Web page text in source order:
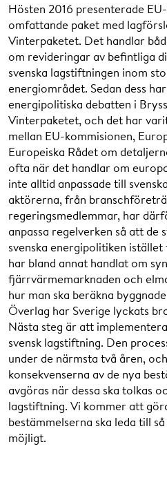
Hösten 2016 presenterade
omfattande paket med
Vinterpaketet. Det handlar
om revideringar av befintliga
svenska lagstiftningen inom
energiområdet. Sedan dess
energipolitiska debatten i
Vinterpaketet, och det har
mellan EU-kommisionen,
Europeiska Rådet om
ofta när det handlar om
inte alltid anpassade till
aktörerna, från
regeringsmedlemmar, har
anpassa regelverken så att de
svenska energipolitiken
har bland annat handlat om
fjärrvärmemarknaden och
hur man ska beräkna
Överlag har Sverige lyckats
Nästa steg är att
svensk lagstiftning. Den
under de närmsta två åren,
konsekvenserna av de nya
avgöras när dessa ska tolkas
lagstiftning. Vi kommer att
bestämmelserna ska leda till
möjligt.